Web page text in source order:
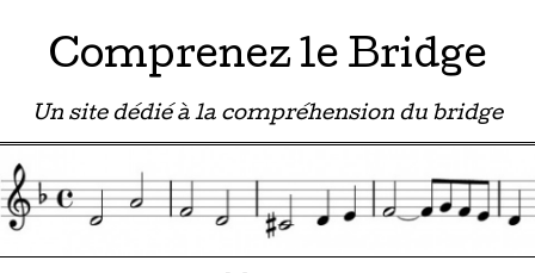
Comprenez le Bridge
Un site dédié à la compréhension du bridge